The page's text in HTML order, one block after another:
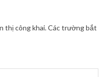
thị công khai.Các trường bắt